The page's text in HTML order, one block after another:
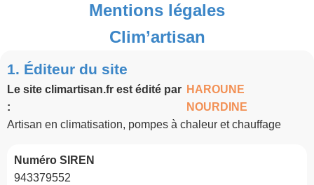
Mentions légales
Clim’artisan
1. Éditeur du site
Le site climartisan.fr est édité par
:
HAROUNE
NOURDINE
Artisan en climatisation, pompes à chaleur et chauffage
Numéro SIREN
943379552